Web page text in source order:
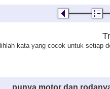
kata yang cocok untuk setiap
punya motor dan